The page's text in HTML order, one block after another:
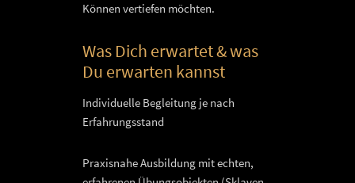
Können vertiefen möchten.
Was Dich erwartet & was
Du erwarten kannst
Individuelle Begleitung je nach
Erfahrungsstand
Praxisnahe Ausbildung mit echten,